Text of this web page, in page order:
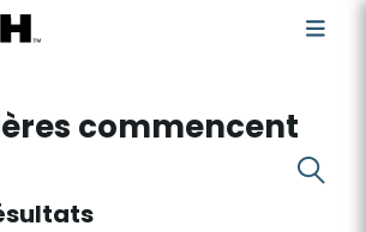
commencent